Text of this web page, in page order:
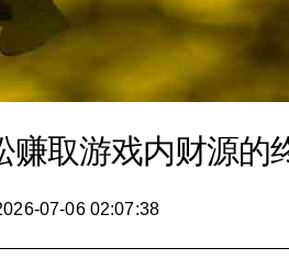
赚取游戏内财源的
07-06 02:07:38